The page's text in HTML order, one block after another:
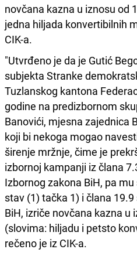
novčana kazna u iznosu od
jedna hiljada konvertibilnih
CIK-a.
"Utvrđeno je da je Gutić
subjekta Stranke
Tuzlanskog kantona
godine na predizbornom
Banovići, mjesna zajednica
koji bi nekoga mogao
širenje mržnje, čime je
izbornoj kampanji iz člana
Izbornog zakona BiH, pa
stav (1) tačka 1) i člana
BiH, izriče novčana kazna u
(slovima: hiljadu i petsto
rečeno je iz CIK-a.